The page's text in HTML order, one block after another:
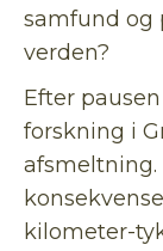
samfund og
verden?
Efter
forskning i
kilometer-